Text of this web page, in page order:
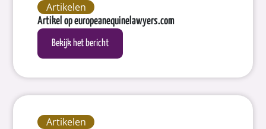
Artikelen
Artikel op europeanequinelawyers.com
Bekijk het bericht
Artikelen